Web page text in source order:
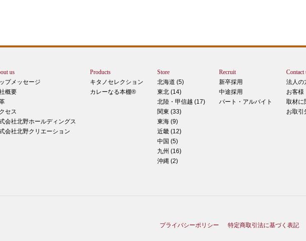
ー
で
は
ー
しま
マ
ピ
形！
ィ
us
プメッセージ
概要
セス
会社北野ホールディングス
会社北野クリエーション
Products
キタノセレクション
カレーなる本棚®
Store
北海道 (5)
東北 (14)
北陸・甲信越 (17)
関東 (33)
東海 (9)
近畿 (12)
中国 (5)
九州 (16)
沖縄 (2)
Recruit
新卒採用
中途採用
パート・アルバイト
Contact
法人の
お客様
取材に
お取引
プライバシーポリシー 特定商取引法に基づく表記